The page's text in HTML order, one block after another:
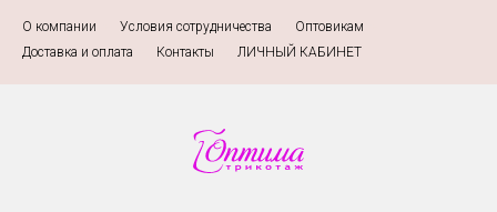
О компании Условия сотрудничества Оптовикам
Доставка и оплата
Контакты ЛИЧНЫЙ КАБИНЕТ